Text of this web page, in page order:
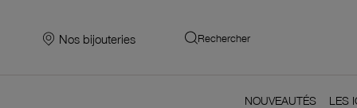
Nos bijouteries Rechercher
NOUVEAUTÉS LES